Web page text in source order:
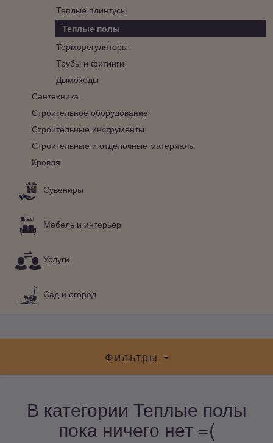
Теплые плинтусы
Теплые полы
Терморегуляторы
Трубы и фитинги
Дымоходы
Сантехника
Строительное оборудование
Строительные инструменты
Строительные и отделочные материалы
Кровля
Сувениры
Мебель и интерьер
Услуги
Сад и огород
Фильтры
В категории Теплые полы
пока ничего нет =(